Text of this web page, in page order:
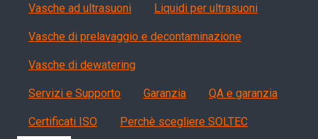
Vasche ad ultrasuoni Liquidi per ultrasuoni
Vasche di prelavaggio e decontaminazione
Vasche di dewatering
Servizi, garanzia, QA
Servizi e Supporto Garanzia QA e garanzia
Certificati ISO Perchè scegliere SOLTEC